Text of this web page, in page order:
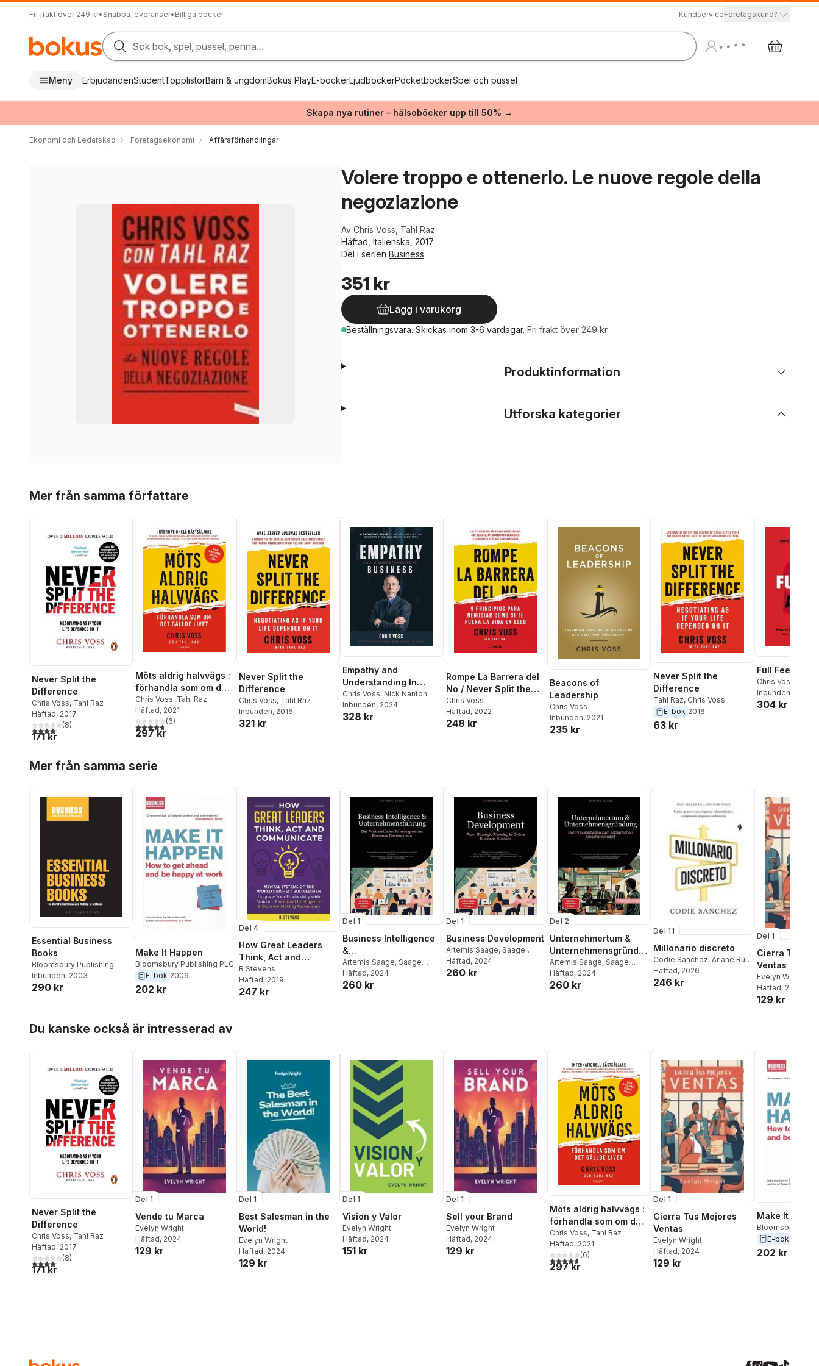
Fri frakt över 249 kr• Snabba leveranser• Billiga böcker KundserviceFöretagskund?
Sök bok, spel, pussel, penna...
Meny ErbjudandenStudentTopplistorBarn & ungdomBokus PlayE-böckerLjudböckerPocketböckerSpel och pussel
Skapa nya rutiner – hälsoböcker upp till 50% →
Ekonomi och Ledarskap Företagsekonomi Affärsförhandlingar
Volere troppo e ottenerlo. Le nuove regole della
negoziazione
Av Chris Voss Tahl Raz
Häftad, Italienska, 2017
Del i serien Business
351 kr
Lägg i varukorg
Beställningsvara. Skickas inom 3-6 vardagar. Fri frakt över 249 kr.
Produktinformation
Utforska kategorier
Mer från samma författare
Never Split the
Difference
Chris Voss, Tahl Raz
Häftad, 2017
4,1utav 5 stjärnor. Totalt antal röster:
(8)
171 kr
Möts aldrig halvvägs :
förhandla som om det
gällde livet
Chris Voss, Tahl Raz
Häftad, 2021
4,7utav 5 stjärnor. Totalt antal röster:
(6)
297 kr
Never Split the
Difference
Chris Voss, Tahl Raz
Inbunden, 2016
321 kr
Empathy and
Understanding In
Business
Chris Voss, Nick Nanton
Inbunden, 2024
328 kr
Rompe La Barrera del
No / Never Split the
Difference
Chris Voss
Häftad, 2022
248 kr
Beacons of
Leadership
Chris Voss
Inbunden, 2021
235 kr
Never Split the
Difference
Tahl Raz, Chris Voss
E-bok 2016
63 kr
Full Fee Agent
Chris Voss
Inbunden
304 kr
Mer från samma serie
Essential Business
Books
Bloomsbury Publishing
Inbunden, 2003
290 kr
Make It Happen
Bloomsbury Publishing PLC
E-bok 2009
202 kr
Del 4
How Great Leaders
Think, Act and
Communicate
R Stevens
Häftad, 2019
247 kr
Del 1
Business Intelligence
&
Unternehmensführung
Artemis Saage, Saage
Media Gmbh - Deutschland
Häftad, 2024
260 kr
Del 1
Business Development
Artemis Saage, Saage
Media Gmbh - English
Häftad, 2024
260 kr
Del 2
Unternehmertum &
Unternehmensgründu
ng
Artemis Saage, Saage
Media Gmbh - Deutschland
Häftad, 2024
260 kr
Del 11
Millonario discreto
Codie Sanchez, Ariane Ruiz
de Apodaca Guevara
Häftad, 2026
246 kr
Del 1
Cierra Tus
Ventas
Evelyn Wright
Häftad, 2024
129 kr
Du kanske också är intresserad av
Never Split the
Difference
Chris Voss, Tahl Raz
Häftad, 2017
4,1utav 5 stjärnor. Totalt antal röster:
(8)
171 kr
Del 1
Vende tu Marca
Evelyn Wright
Häftad, 2024
129 kr
Del 1
Best Salesman in the
World!
Evelyn Wright
Häftad, 2024
129 kr
Del 1
Vision y Valor
Evelyn Wright
Häftad, 2024
151 kr
Del 1
Sell your Brand
Evelyn Wright
Häftad, 2024
129 kr
Möts aldrig halvvägs :
förhandla som om det
gällde livet
Chris Voss, Tahl Raz
Häftad, 2021
4,7utav 5 stjärnor. Totalt antal röster:
(6)
297 kr
Del 1
Cierra Tus Mejores
Ventas
Evelyn Wright
Häftad, 2024
129 kr
Make It
Bloomsbury
E-bok
202 kr